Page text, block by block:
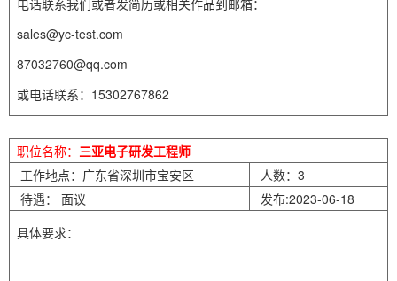
电话联系我们或者发简历或相关作品到邮箱：
sales@yc-test.com
87032760@qq.com
或电话联系：15302767862
职位名称： 三亚电子研发工程师
工作地点：广东省深圳市宝安区
人数：3
待遇： 面议
发布:2023-06-18
具体要求：